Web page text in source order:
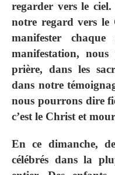
regarder vers le
notre regard vers le
manifester
manifestation,
prière, dans les
dans notre
nous pourrons dire
c’est le Christ et
En ce dimanche,
célébrés dans la